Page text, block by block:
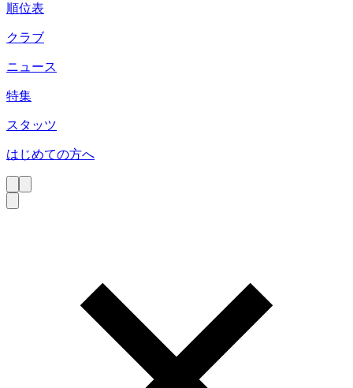
順位表
クラブ
ニュース
特集
スタッツ
はじめての方へ